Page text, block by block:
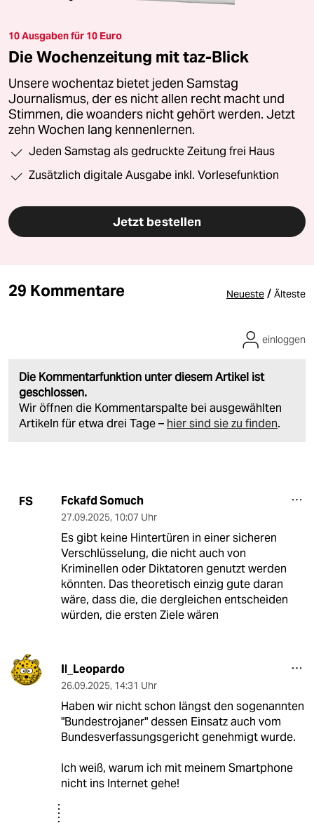
10 Ausgaben für 10 Euro
Die Wochenzeitung mit taz-Blick
Unsere wochentaz bietet jeden Samstag
Journalismus, der es nicht allen recht macht und
Stimmen, die woanders nicht gehört werden. Jetzt
zehn Wochen lang kennenlernen.
Jeden Samstag als gedruckte Zeitung frei Haus
Zusätzlich digitale Ausgabe inkl. Vorlesefunktion
Jetzt bestellen
29 Kommentare Neueste / Älteste
Die Kommentarfunktion unter diesem Artikel ist
geschlossen.
Wir öffnen die Kommentarspalte bei ausgewählten
Artikeln für etwa drei Tage – hier sind sie zu finden.
einloggen
FS Fckafd Somuch
27.09.2025, 10:07 Uhr
Es gibt keine Hintertüren in einer sicheren
Verschlüsselung, die nicht auch von
Kriminellen oder Diktatoren genutzt werden
könnten. Das theoretisch einzig gute daran
wäre, dass die, die dergleichen entscheiden
würden, die ersten Ziele wären
Il_Leopardo
26.09.2025, 14:31 Uhr
Haben wir nicht schon längst den sogenannten
"Bundestrojaner" dessen Einsatz auch vom
Bundesverfassungsgericht genehmigt wurde.
Ich weiß, warum ich mit meinem Smartphone
nicht ins Internet gehe!